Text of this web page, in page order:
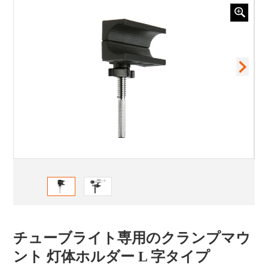
チューブライト専用のクランプマウ
ント 灯体ホルダー L 字タイプ